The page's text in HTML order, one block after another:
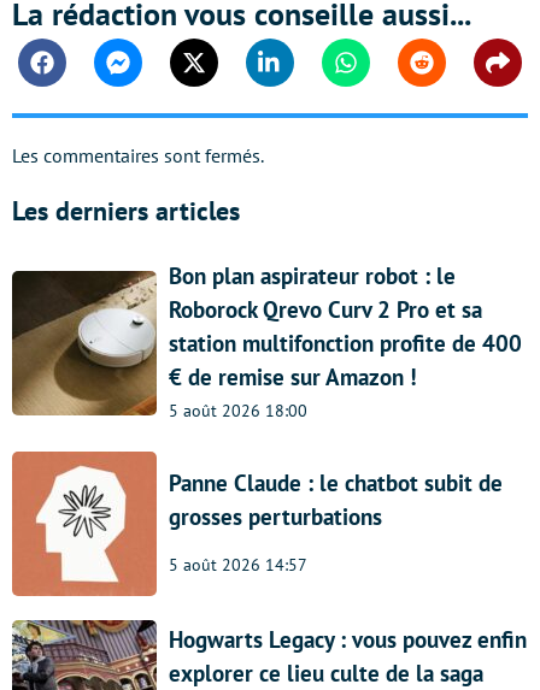
La rédaction vous conseille aussi...
FacebookMessengerTwitter Linkedin WhatsappReddit
Les commentaires sont fermés.
Les derniers articles
Bon plan aspirateur robot : le
Roborock Qrevo Curv 2 Pro et sa
station multifonction profite de 400
€ de remise sur Amazon !
5 août 2026 18:00
Panne Claude : le chatbot subit de
grosses perturbations
5 août 2026 14:57
Hogwarts Legacy : vous pouvez enfin
explorer ce lieu culte de la saga